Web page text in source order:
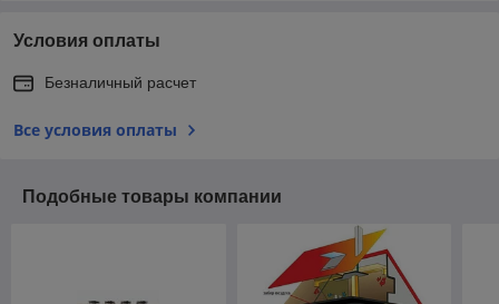
Условия оплаты
Безналичный расчет
Все условия оплаты
Подобные товары компании